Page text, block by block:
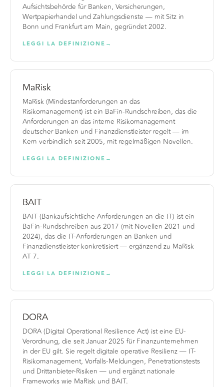
Aufsichtsbehörde für Banken, Versicherungen,
Wertpapierhandel und Zahlungsdienste — mit Sitz in
Bonn und Frankfurt am Main, gegründet 2002.
LEGGI LA DEFINIZIONE →
MaRisk
MaRisk (Mindestanforderungen an das
Risikomanagement) ist ein BaFin-Rundschreiben, das die
Anforderungen an das interne Risikomanagement
deutscher Banken und Finanzdienstleister regelt — im
Kern verbindlich seit 2005, mit regelmäßigen Novellen.
LEGGI LA DEFINIZIONE →
BAIT
BAIT (Bankaufsichtliche Anforderungen an die IT) ist ein
BaFin-Rundschreiben aus 2017 (mit Novellen 2021 und
2024), das die IT-Anforderungen an Banken und
Finanzdienstleister konkretisiert — ergänzend zu MaRisk
AT 7.
LEGGI LA DEFINIZIONE →
DORA
DORA (Digital Operational Resilience Act) ist eine EU-
Verordnung, die seit Januar 2025 für Finanzunternehmen
in der EU gilt. Sie regelt digitale operative Resilienz — IT-
Risikomanagement, Vorfalls-Meldungen, Penetrationstests
und Drittanbieter-Risiken — und ergänzt nationale
Frameworks wie MaRisk und BAIT.